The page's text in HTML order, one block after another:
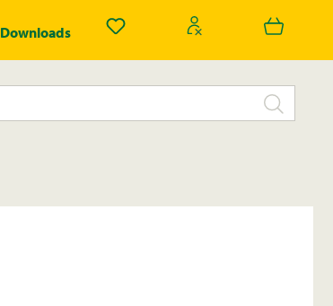
Du hast 0 Produkte auf dem
Downloads